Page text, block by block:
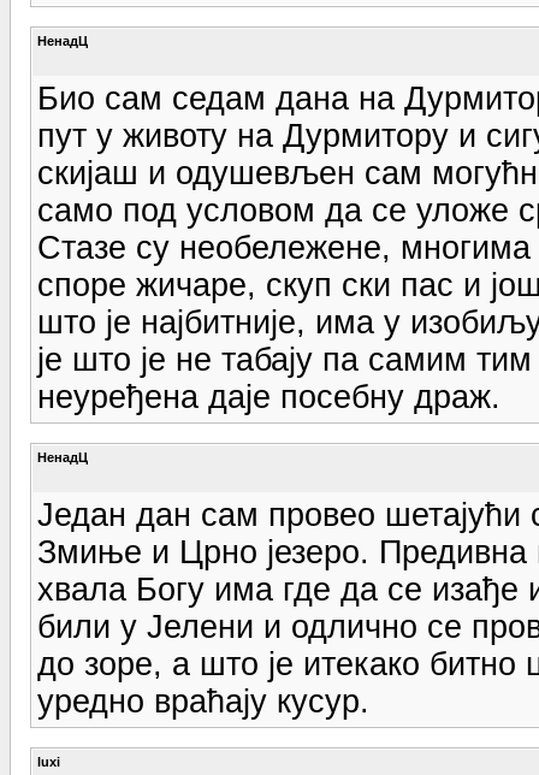
НенадЦ
Био сам седам дана на
пут у животу на Дурмитору и
скијаш и одушевљен сам
само под условом да се уложе
Стазе су необележене,
споре жичаре, скуп ски пас и
што је најбитније, има у
је што је не табају па самим
неуређена даје посебну драж.
НенадЦ
Један дан сам провео
Змиње и Црно језеро. Предивна
хвала Богу има где да се
били у Јелени и одлично се
до зоре, а што је итекако
уредно враћају кусур.
luxi